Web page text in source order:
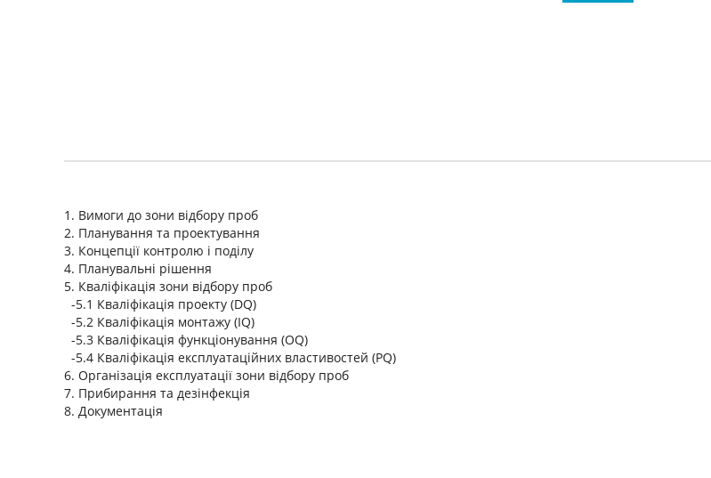
1. Вимоги до зони відбору проб
2. Планування та проектування
3. Концепції контролю і поділу
4. Планувальні рішення
5. Кваліфікація зони відбору проб
-5.1 Кваліфікація проекту (DQ)
-5.2 Кваліфікація монтажу (IQ)
-5.3 Кваліфікація функціонування (OQ)
-5.4 Кваліфікація експлуатаційних властивостей (PQ)
6. Організація експлуатації зони відбору проб
7. Прибирання та дезінфекція
8. Документація